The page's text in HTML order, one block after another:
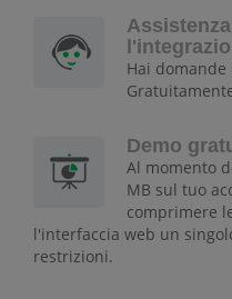
Hai domande
Demo
Al momento
MB sul tuo
comprimere
l'interfaccia web un
restrizioni.